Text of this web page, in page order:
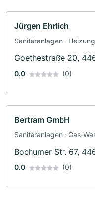
Jürgen Ehrlich
Sanitäranlagen ·
Goethestraße 20,
0.0 (0)
Bertram GmbH
Sanitäranlagen · Gas-
Bochumer Str. 67,
0.0 (0)